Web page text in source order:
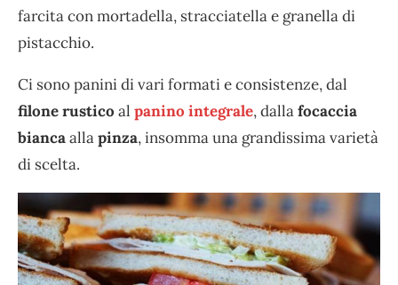
farcita con mortadella, stracciatella e granella di
pistacchio.
Ci sono panini di vari formati e consistenze, dal
filone rustico al panino integrale, dallafocaccia
biancaallapinza, insomma una grandissima varietà
di scelta.